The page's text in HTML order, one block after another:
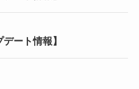
ート情報】